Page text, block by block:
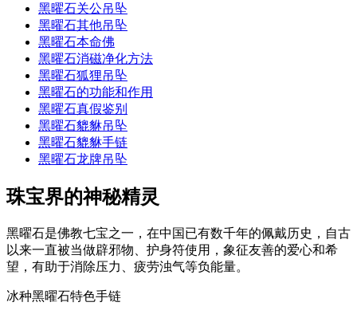
黑曜石关公吊坠
黑曜石其他吊坠
黑曜石本命佛
黑曜石消磁净化方法
黑曜石狐狸吊坠
黑曜石的功能和作用
黑曜石真假鉴别
黑曜石貔貅吊坠
黑曜石貔貅手链
黑曜石龙牌吊坠
珠宝界的神秘精灵
黑曜石是佛教七宝之一，在中国已有数千年的佩戴历史，自古
以来一直被当做辟邪物、护身符使用，象征友善的爱心和希
望，有助于消除压力、疲劳浊气等负能量。
冰种黑曜石特色手链